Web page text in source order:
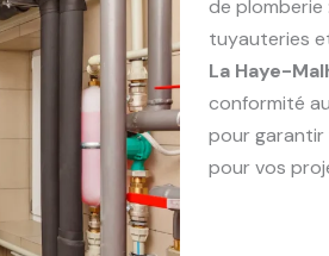
de
tuyauteries
La Haye-
conformité
pour garantir
pour vos